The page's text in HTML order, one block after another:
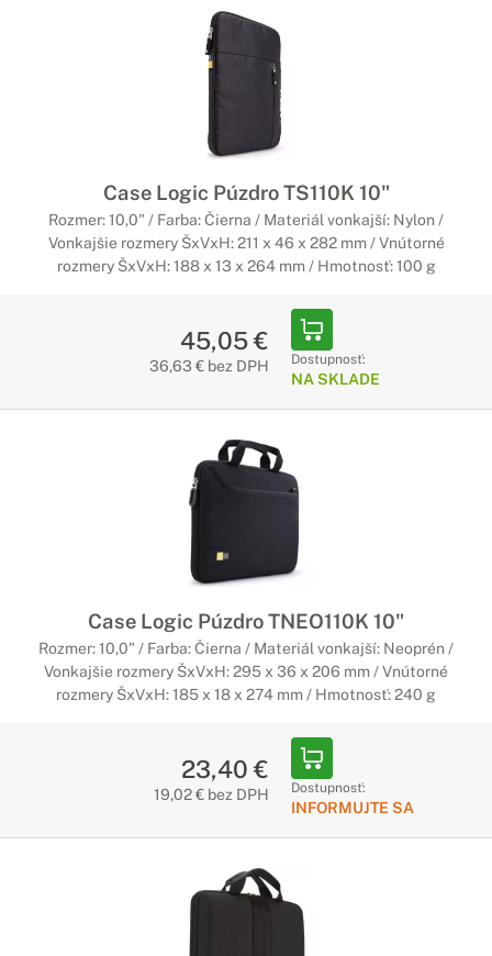
Case Logic Púzdro TS110K 10"
Rozmer: 10,0" / Farba: Čierna / Materiál vonkajší: Nylon /
Vonkajšie rozmery ŠxVxH: 211 x 46 x 282 mm / Vnútorné
rozmery ŠxVxH: 188 x 13 x 264 mm / Hmotnosť: 100 g
45,05 €
36,63 € bez DPH Dostupnosť:
NA SKLADE
Case Logic Púzdro TNEO110K 10"
Rozmer: 10,0" / Farba: Čierna / Materiál vonkajší: Neoprén /
Vonkajšie rozmery ŠxVxH: 295 x 36 x 206 mm / Vnútorné
rozmery ŠxVxH: 185 x 18 x 274 mm / Hmotnosť: 240 g
23,40 €
19,02 € bez DPH Dostupnosť:
INFORMUJTE SA